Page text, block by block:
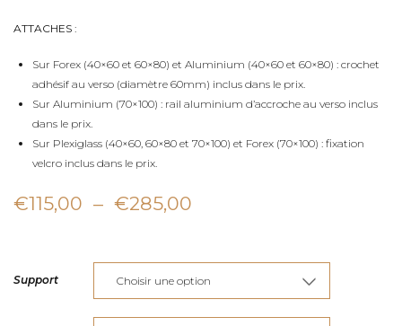
ATTACHES :
Sur Forex (40×60 et 60×80) et Aluminium (40×60 et 60×80) : crochet
adhésif au verso (diamètre 60mm) inclus dans le prix.
Sur Aluminium (70×100) : rail aluminium d’accroche au verso inclus
dans le prix.
Sur Plexiglass (40×60, 60×80 et 70×100) et Forex (70×100) : fixation
velcro inclus dans le prix.
€115,00 – €285,00
prix :
€115,00
à
Support